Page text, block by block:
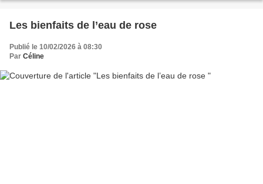
Les bienfaits de l’eau de rose
Publié le 10/02/2026 à 08:30
Par Céline